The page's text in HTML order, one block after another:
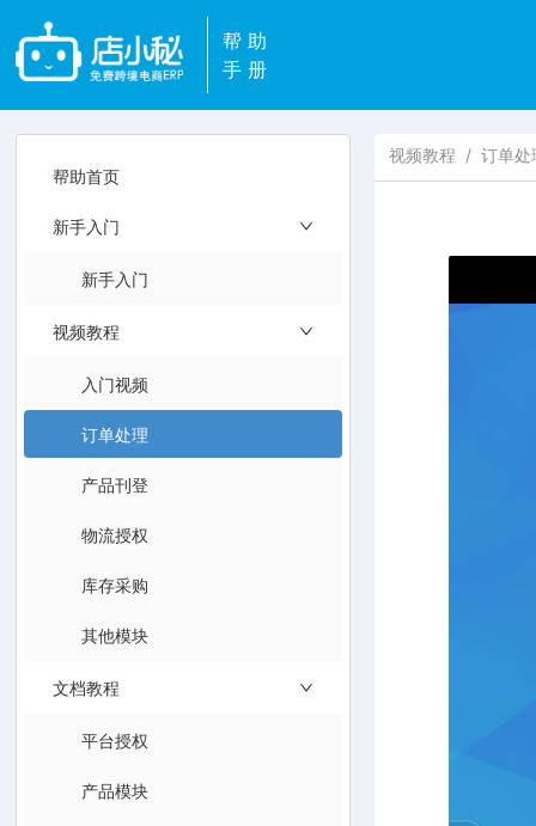
帮助
手册
帮助首页
新手入门
新手入门
视频教程
入门视频
订单处理
产品刊登
物流授权
库存采购
其他模块
文档教程
平台授权
产品模块
视频教程 / 订单处